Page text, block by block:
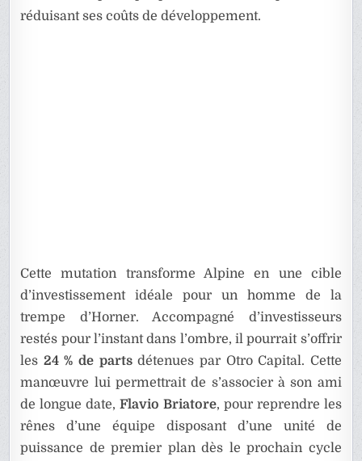
réduisant ses coûts de développement.
Cette mutation transforme Alpine en une cible
d’investissement idéale pour un homme de la
trempe d’Horner. Accompagné d’investisseurs
restés pour l’instant dans l’ombre, il pourrait s’offrir
les 24 % de partsdétenues par Otro Capital. Cette
manœuvre lui permettrait de s’associer à son ami
de longue date,Flavio Briatore, pour reprendre les
rênes d’une équipe disposant d’une unité de
puissance de premier plan dès le prochain cycle